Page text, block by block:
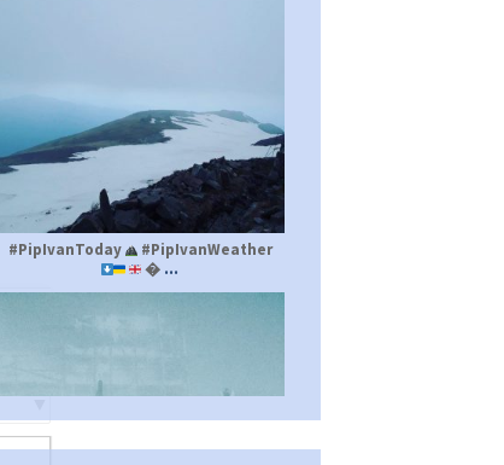
#PipIvanToday
#PipIvanWeather
 ...